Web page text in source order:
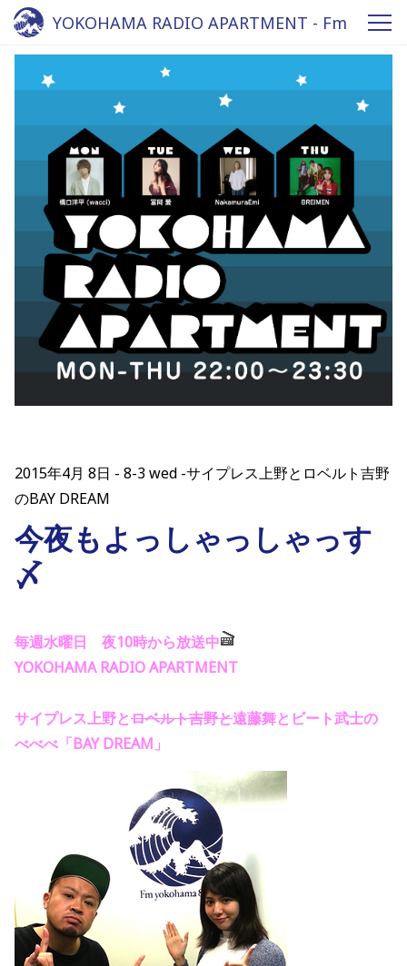
YOKOHAMA RADIO APARTMENT - Fm
yokohama 84.7
2015年4月 8日
8-3 wed -サイプレス上野とロベルト吉野
のBAY DREAM
今夜もよっしゃっしゃっす
〆
毎週水曜日 夜10時から放送中
YOKOHAMA RADIO APARTMENT
サイプレス上野とロベルト吉野と遠藤舞とビート武士の
べべべ「BAY DREAM」